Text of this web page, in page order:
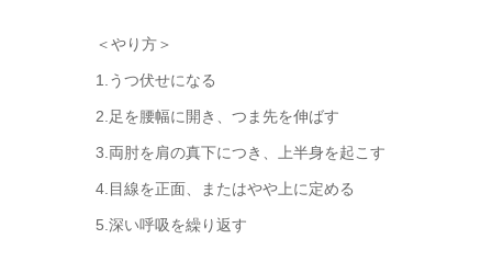
＜やり方＞
1.うつ伏せになる
2.足を腰幅に開き、つま先を伸ばす
3.両肘を肩の真下につき、上半身を起こす
4.目線を正面、またはやや上に定める
5.深い呼吸を繰り返す